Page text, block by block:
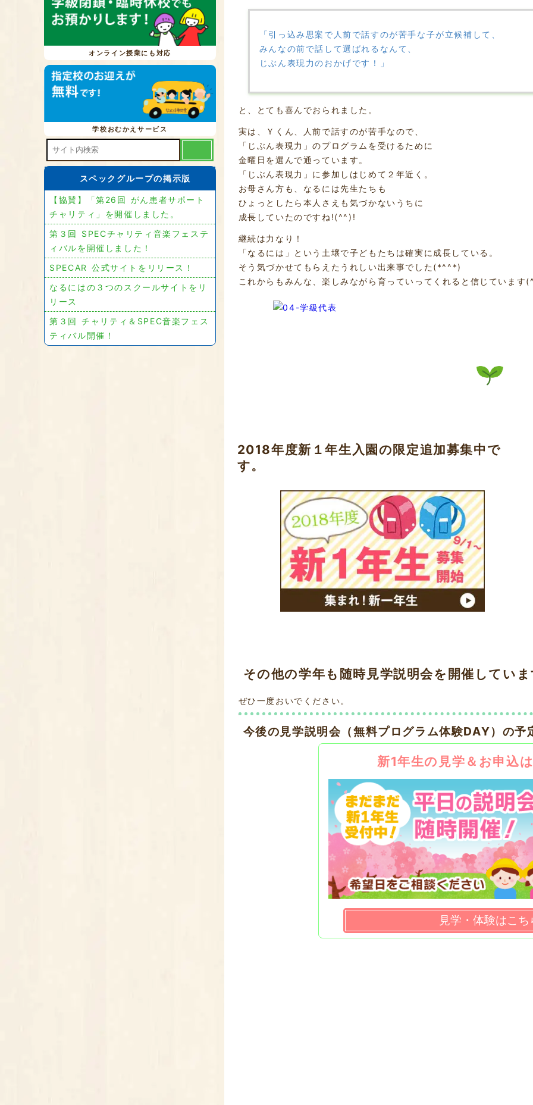
「引っ込み思案で人前で話すのが苦手な子が立候補して、
みんなの前で話して選ばれるなんて、
じぶん表現力のおかげです！」
と、とても喜んでおられました。
実は、Ｙくん、人前で話すのが苦手なので、
「じぶん表現力」のプログラムを受けるために
金曜日を選んで通っています。
「じぶん表現力」に参加しはじめて２年近く。
お母さん方も、なるには先生たちも
ひょっとしたら本人さえも気づかないうちに
成長していたのですね!(^^)!
継続は力なり！
「なるには」という土壌で子どもたちは確実に成長している。
そう気づかせてもらえたうれしい出来事でした(*^^*)
これからもみんな、楽しみながら育っていってくれると信じています
2018年度新１年生入園の限定追加募集中で
す。
その他の学年も随時見学説明会を開催してい
ぜひ一度おいでください。
今後の見学説明会（無料プログラム体験DAY）の予
新1年生の見学＆お申込
見学・体験はこち
オンライン授業にも対応
学校おむかえサービス
スペックグループの掲示版
【協賛】「第26回 がん患者サポート
チャリティ」を開催しました。
第３回 SPECチャリティ音楽フェステ
ィバルを開催しました！
SPECAR 公式サイトをリリース！
なるにはの３つのスクールサイトをリ
リース
第３回 チャリティ＆SPEC音楽フェス
ティバル開催！